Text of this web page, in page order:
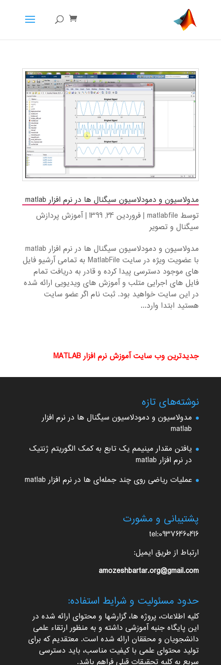
مدولاسیون و دمودلاسیون سیگنال ها در نرم افزار matlab
توسطmatlabfile
|فروردین 24, 1399 |آموزش پردازش
سیگنال و تصویر
مدولاسیون و دمودلاسیون سیگنال ها در نرم افزار matlab
با عضویت ویژه در سایت MatlabFile به تمامی آرشیو فایل
های موجود دسترسی پیدا کرده و قادر به دریافت تمام
فایل های اجرایی متلب و آموزش های ویدیویی ارائه شده
در این سایت خواهید بود. ثبت نام اگر عضو سایت
هستید ابتدا وارد...
جدیدترین وب سایت آموزش نرم افزار MATLAB
نوشته‌های تازه
مدولاسیون و دمودلاسیون سیگنال ها در نرم افزار
matlab
یافتن مقدار مینیمم یک تابع به کمک الگوریتم ژنتیک
در نرم افزار matlab
عملیات ریاضی روی چند جمله‌ای ها در نرم افزار matlab
پشتیبانی و مشورت
tel:09376460416
ارتباط از طریق ایمیل:
amozeshbartar.org@gmail.com
حدود مسئولیت و شرایط استفاده:
کلیه اطلاعات، پروژه ها، گزارشها و محتوای ارائه شده در
این پایگاه جنبه آموزشی داشته و به منظور ارتقاء علمی
دانشجویان و محققان ارائه شده است. معتقدیم که برای
تولید محتوای علمی با کیفیت مناسب، باید دسترسی
سریع به کلیه تحقیقات قبلی فراهم باشد.